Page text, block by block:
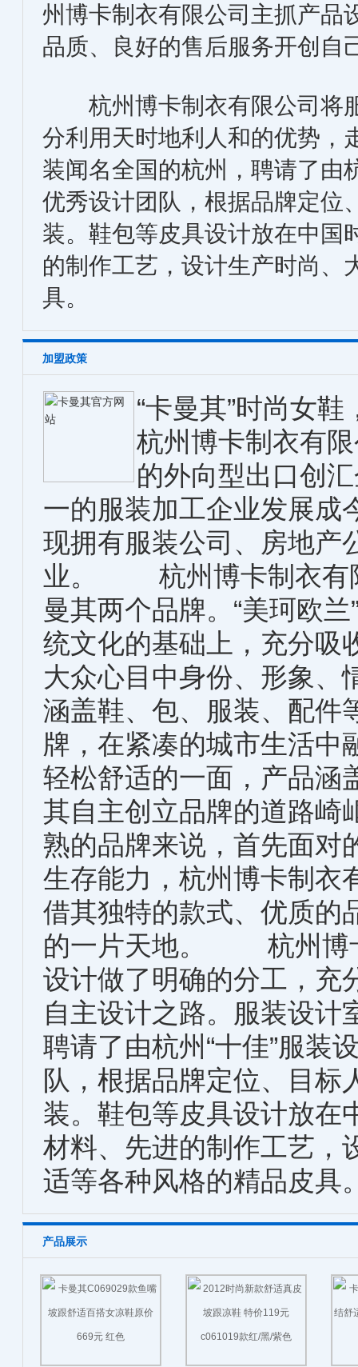
州博卡制衣有限公司主抓产品
品质、良好的售后服务开创自
杭州博卡制衣有限公司将
分利用天时地利人和的优势，
装闻名全国的杭州，聘请了由
优秀设计团队，根据品牌定位
装。鞋包等皮具设计放在中国
的制作工艺，设计生产时尚、
具。
加盟政策
“卡曼其”时尚女
杭州博卡制衣有
的外向型出口创
一的服装加工企业发展成
现拥有服装公司、房地产
业。 杭州博卡制衣有
曼其两个品牌。“美珂欧
统文化的基础上，充分吸
大众心目中身份、形象、
涵盖鞋、包、服装、配件
牌，在紧凑的城市生活中
轻松舒适的一面，产品
其自主创立品牌的道路崎
熟的品牌来说，首先面对
生存能力，杭州博卡制衣
借其独特的款式、优质的
的一片天地。 杭州博
设计做了明确的分工，充
自主设计之路。服装设计
聘请了由杭州“十佳”服装
队，根据品牌定位、目标
装。鞋包等皮具设计放在
材料、先进的制作工艺，
适等各种风格的精品皮具
产品展示